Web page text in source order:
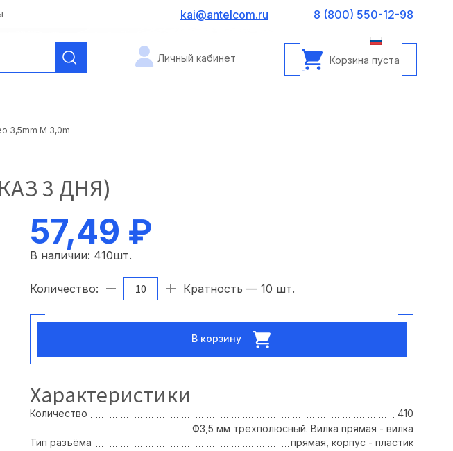
20:00 8 (800) 550-12-98
kai@antelcom.ru
Корзина пуста
Личный кабинет
3,5mm M 3,0m
3 ДНЯ)
57,49 ₽
В наличии: 410шт.
Количество: Кратность — 10 шт.
В корзину
Характеристики
Количество 410
Тип разъёма
Ф3,5 мм трехполюсный. Вилка прямая - вилка
прямая, корпус - пластик